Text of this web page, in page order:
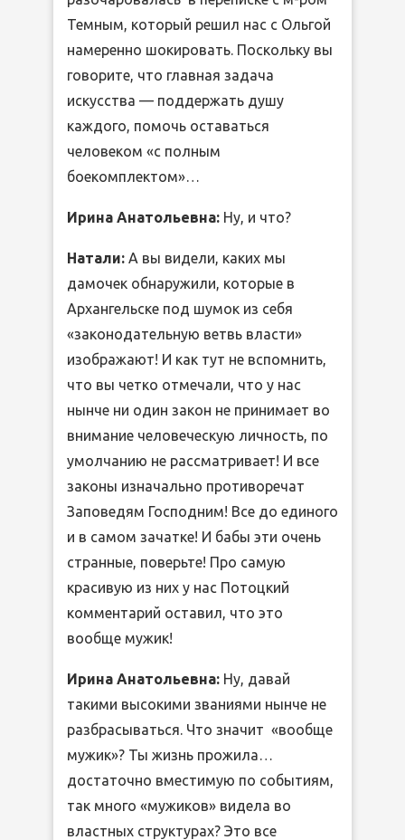
Темным, который решил нас с Ольгой
намеренно шокировать. Поскольку вы
говорите, что главная задача
искусства — поддержать душу
каждого, помочь оставаться
человеком «с полным
боекомплектом»…
Ирина Анатольевна: Ну, и что?
Натали: А вы видели, каких мы
дамочек обнаружили, которые в
Архангельске под шумок из себя
«законодательную ветвь власти»
изображают! И как тут не вспомнить,
что вы четко отмечали, что у нас
нынче ни один закон не принимает во
внимание человеческую личность, по
умолчанию не рассматривает! И все
законы изначально противоречат
Заповедям Господним! Все до единого
и в самом зачатке! И бабы эти очень
странные, поверьте! Про самую
красивую из них у нас Потоцкий
комментарий оставил, что это
вообще мужик!
Ирина Анатольевна: Ну, давай
такими высокими званиями нынче не
разбрасываться. Что значит «вообще
мужик»? Ты жизнь прожила…
достаточно вместимую по событиям,
так много «мужиков» видела во
властных структурах? Это все